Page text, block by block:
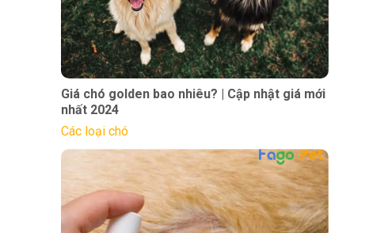
Giá chó golden bao nhiêu? | Cập nhật giá mới
nhất 2024
Các loại chó